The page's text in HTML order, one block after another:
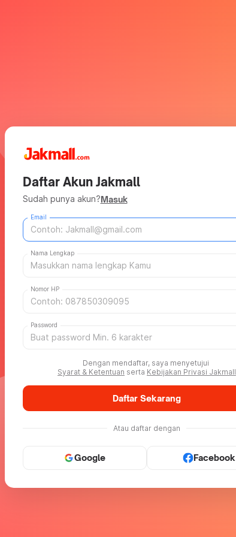
Daftar Akun Jakmall
Sudah punya akun?Masuk
Email
Nama Lengkap
Nomor HP
Password
Dengan mendaftar, saya menyetujui
Syarat & Ketentuan serta Kebijakan Privasi Jakmall
Daftar Sekarang
Atau daftar dengan
Google Facebook